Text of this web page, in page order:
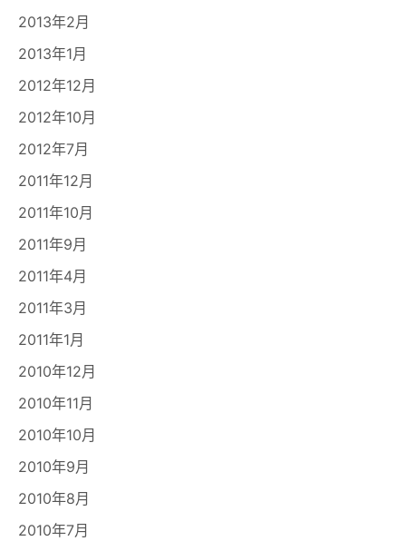
2013年2月
2013年1月
2012年12月
2012年10月
2012年7月
2011年12月
2011年10月
2011年9月
2011年4月
2011年3月
2011年1月
2010年12月
2010年11月
2010年10月
2010年9月
2010年8月
2010年7月